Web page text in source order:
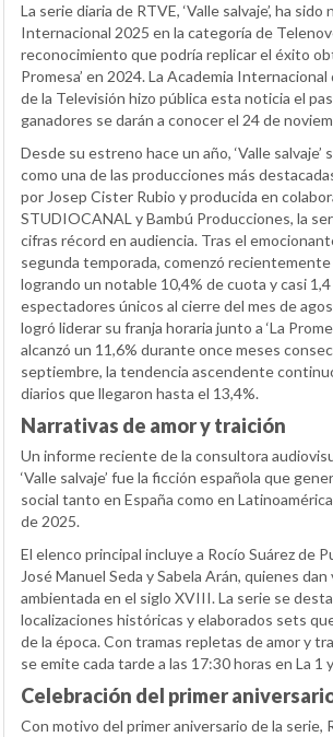
La serie diaria de RTVE, ‘Valle salvaje’, ha sido
Internacional 2025 en la categoría de
reconocimiento que podría replicar el éxito
Promesa’ en 2024. La Academia
de la Televisión hizo pública esta noticia el
ganadores se darán a conocer el 24 de
Desde su estreno hace un año, ‘Valle salvaje’
como una de las producciones más
por Josep Cister Rubio y producida en
STUDIOCANAL y Bambú Producciones, la
cifras récord en audiencia. Tras el
segunda temporada, comenzó
logrando un notable 10,4% de cuota y casi
espectadores únicos al cierre del mes de
logró liderar su franja horaria junto a ‘La
alcanzó un 11,6% durante once meses
septiembre, la tendencia ascendente
diarios que llegaron hasta el 13,4%.
Narrativas de amor y traición
Un informe reciente de la consultora
‘Valle salvaje’ fue la ficción española que
social tanto en España como en
de 2025.
El elenco principal incluye a Rocío Suárez de
José Manuel Seda y Sabela Arán, quienes
ambientada en el siglo XVIII. La serie se
localizaciones históricas y elaborados sets
de la época. Con tramas repletas de amor y
se emite cada tarde a las 17:30 horas en La 1
Celebración del primer
Con motivo del primer aniversario de la serie,